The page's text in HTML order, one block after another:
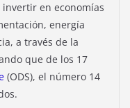
en economías
energía
a través de la
que de los 17
(ODS), el número 14